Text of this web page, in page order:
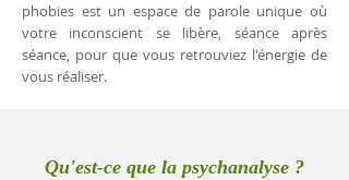
phobies est un espace de parole unique où
votre inconscient se libère, séance après
séance, pour que vous retrouviez l'énergie de
vous réaliser.
Qu'est-ce que la psychanalyse ?